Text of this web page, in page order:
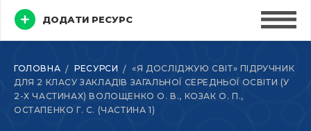
ДОДАТИ РЕСУРС
ГОЛОВНА РЕСУРСИ
«Я ДОСЛІДЖУЮ СВІТ» ПІДРУЧНИК
ДЛЯ 2 КЛАСУ ЗАКЛАДІВ ЗАГАЛЬНОЇ СЕРЕДНЬОЇ ОСВІТИ (У
2-Х ЧАСТИНАХ) ВОЛОЩЕНКО О. В., КОЗАК О. П.,
ОСТАПЕНКО Г. С. (ЧАСТИНА 1)